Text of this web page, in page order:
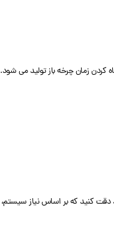
زمان چرخه باز تولید می شود.